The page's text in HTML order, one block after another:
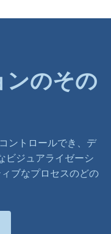
のその
ントロールでき、デ
ビジュアライゼーシ
ブなプロセスのどの